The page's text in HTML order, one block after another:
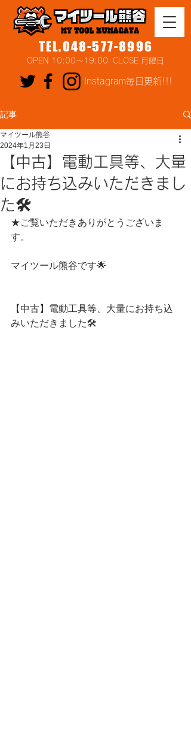
TEL.048-577-8996
OPEN 10:00～19:00 CLOSE 月曜日
Instagram毎日更新!!!
記事
【中古】電動工具等、大量
にお持ち込みいただきまし
た🛠
マイツール熊谷
2024年1月23日
★ご覧いただきありがとうございま
す。
マイツール熊谷です🌟
【中古】電動工具等、大量にお持ち込
みいただきました🛠